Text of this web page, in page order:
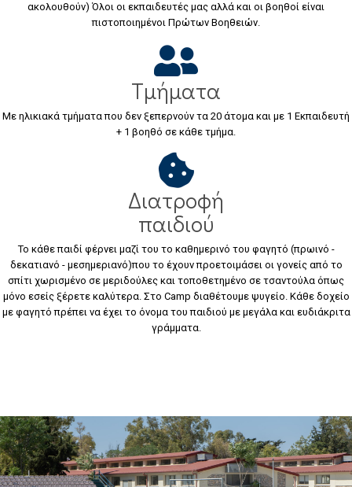
ακολουθούν) Όλοι οι εκπαιδευτές μας αλλά και οι βοηθοί είναι
πιστοποιημένοι Πρώτων Βοηθειών.
Τμήματα
Με ηλικιακά τμήματα που δεν ξεπερνούν τα 20 άτομα και με 1 Εκπαιδευτή
+ 1 βοηθό σε κάθε τμήμα.
Διατροφή
παιδιού
Το κάθε παιδί φέρνει μαζί του το καθημερινό του φαγητό (πρωινό -
δεκατιανό - μεσημεριανό)που το έχουν προετοιμάσει οι γονείς από το
σπίτι χωρισμένο σε μεριδούλες και τοποθετημένο σε τσαντούλα όπως
μόνο εσείς ξέρετε καλύτερα. Στο Camp διαθέτουμε ψυγείο. Κάθε δοχείο
με φαγητό πρέπει να έχει το όνομα του παιδιού με μεγάλα και ευδιάκριτα
γράμματα.